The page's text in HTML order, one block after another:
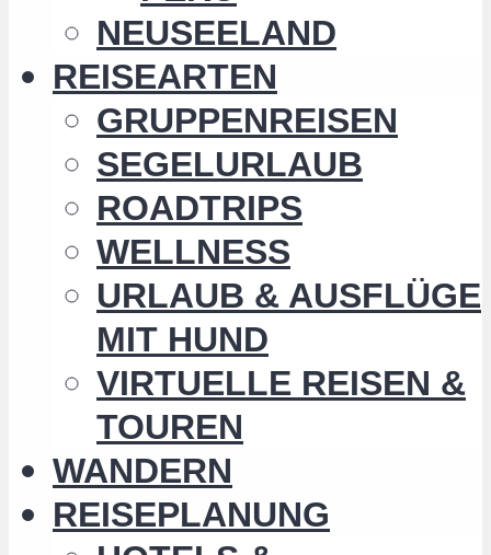
NEUSEELAND
REISEARTEN
GRUPPENREISEN
SEGELURLAUB
ROADTRIPS
WELLNESS
URLAUB & AUSFLÜGE
MIT HUND
VIRTUELLE REISEN &
TOUREN
WANDERN
REISEPLANUNG